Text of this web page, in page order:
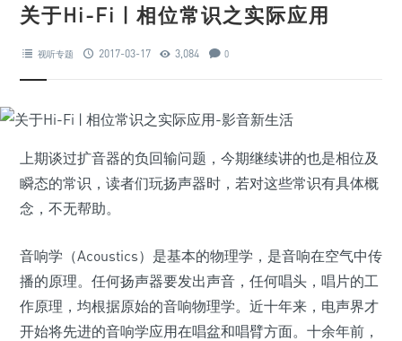
关于Hi-Fi | 相位常识之实际应用
视听专题 2017-03-17 3,084 0
上期谈过扩音器的负回输问题，今期继续讲的也是相位及
瞬态的常识，读者们玩扬声器时，若对这些常识有具体概
念，不无帮助。
音响学（Acoustics）是基本的物理学，是音响在空气中传
播的原理。任何扬声器要发出声音，任何唱头，唱片的工
作原理，均根据原始的音响物理学。近十年来，电声界才
开始将先进的音响学应用在唱盆和唱臂方面。十余年前，